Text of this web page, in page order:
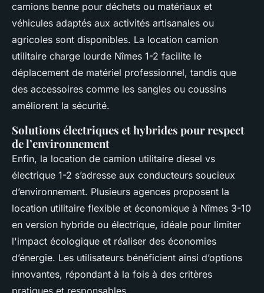
camions benne pour déchets ou matériaux et
véhicules adaptés aux activités artisanales ou
agricoles sont disponibles. La location camion
utilitaire charge lourde Nîmes 1-2 facilite le
déplacement de matériel professionnel, tandis que
des accessoires comme les sangles ou coussins
améliorent la sécurité.
Solutions électriques et hybrides pour respect
de l’environnement
Enfin, la location de camion utilitaire diesel vs
électrique 1-2 s’adresse aux conducteurs soucieux
d’environnement. Plusieurs agences proposent la
location utilitaire flexible et économique à Nîmes 3-10
en version hybride ou électrique, idéale pour limiter
l'impact écologique et réaliser des économies
d’énergie. Les utilisateurs bénéficient ainsi d’options
innovantes, répondant à la fois à des critères